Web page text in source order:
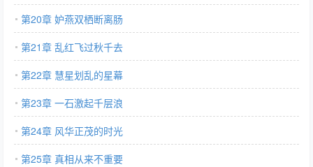
第20章 妒燕双栖断离肠
第21章 乱红飞过秋千去
第22章 慧星划乱的星幕
第23章 一石激起千层浪
第24章 风华正茂的时光
第25章 真相从来不重要